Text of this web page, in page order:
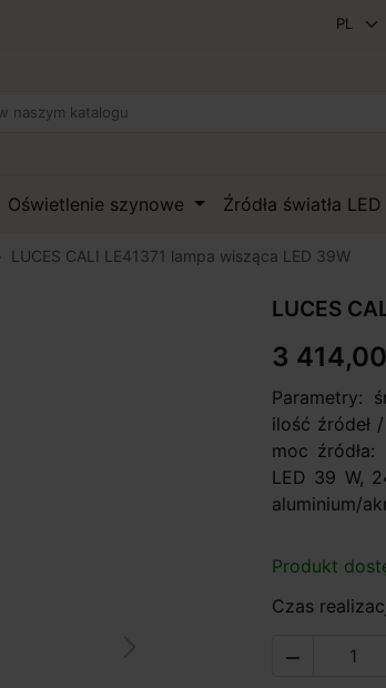
Oświetlenie szynowe Źródła światła LED
LUCES CALI LE41371 lampa wisząca LED 39W
LUCES
3 414,00
Parametry:
ilość źródeł
moc
LED 39 W,
aluminium/
Produkt
Czas
